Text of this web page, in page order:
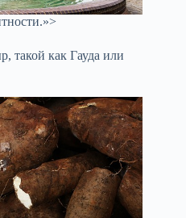
такой как Гауда или